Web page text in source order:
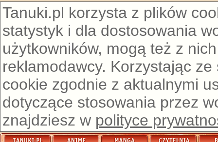
Tanuki.pl korzysta z plików
statystyk i dla dostosowania
użytkowników, mogą też z
reklamodawcy. Korzystając
cookie zgodnie z aktualnymi
dotyczące stosowania przez
znajdziesz w polityce